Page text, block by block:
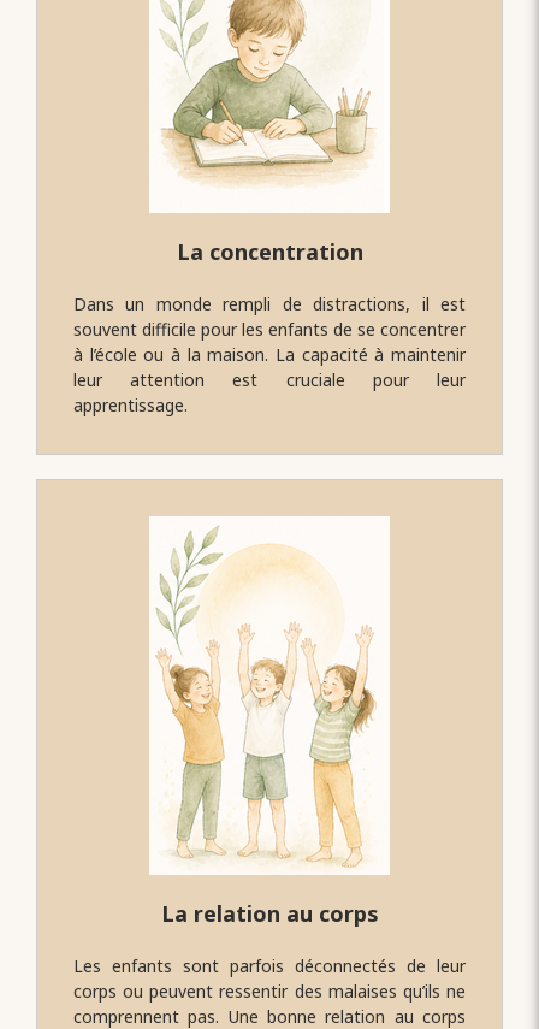
La concentration
Dans un monde rempli de distractions, il est
souvent difficile pour les enfants de se concentrer
à l’école ou à la maison. La capacité à maintenir
leur attention est cruciale pour leur
apprentissage.
La relation au corps
Les enfants sont parfois déconnectés de leur
corps ou peuvent ressentir des malaises qu’ils ne
comprennent pas. Une bonne relation au corps